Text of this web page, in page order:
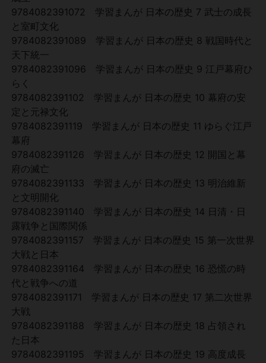
9784082391072 学習まんが 日本の歴史 7 武士の成長
と室町文化
9784082391089 学習まんが 日本の歴史 8 戦国時代と
天下統一
9784082391096 学習まんが 日本の歴史 9 江戸幕府ひ
らく
9784082391102 学習まんが 日本の歴史 10 幕府の安
定と元禄文化
9784082391119 学習まんが 日本の歴史 11 ゆらぐ江戸
幕府
9784082391126 学習まんが 日本の歴史 12 開国と幕
府の滅亡
9784082391133 学習まんが 日本の歴史 13 明治維新
と文明開化
9784082391140 学習まんが 日本の歴史 14 日清・日
露戦争と国際関係
9784082391157 学習まんが 日本の歴史 15 第一次世界
大戦と日本
9784082391164 学習まんが 日本の歴史 16 恐慌の時
代と戦争への道
9784082391171 学習まんが 日本の歴史 17 第二次世界
大戦
9784082391188 学習まんが 日本の歴史 18 占領され
た日本
9784082391195 学習まんが 日本の歴史 19 高度成長